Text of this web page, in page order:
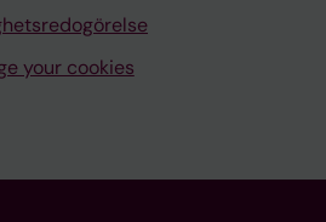
your cookies